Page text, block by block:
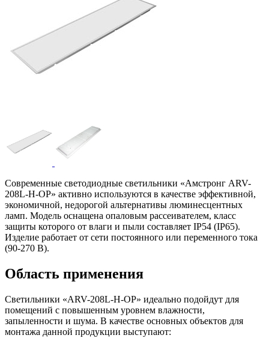
Современные светодиодные светильники «Амстронг ARV-
208L-H-OP» активно используются в качестве эффективной,
экономичной, недорогой альтернативы люминесцентных
ламп. Модель оснащена опаловым рассеивателем, класс
защиты которого от влаги и пыли составляет IP54 (IP65).
Изделие работает от сети постоянного или переменного тока
(90-270 В).
Область применения
Светильники «ARV-208L-H-OP» идеально подойдут для
помещений с повышенным уровнем влажности,
запыленности и шума. В качестве основных объектов для
монтажа данной продукции выступают: